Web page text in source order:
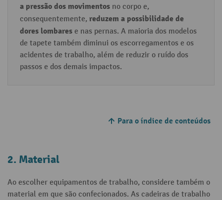
a pressão dos movimentos no corpo e,
consequentemente, reduzem a possibilidade de
dores lombares e nas pernas. A maioria dos modelos
de tapete também diminui os escorregamentos e os
acidentes de trabalho, além de reduzir o ruído dos
passos e dos demais impactos.
Para o índice de conteúdos
2. Material
Ao escolher equipamentos de trabalho, considere também o
material em que são confecionados. As cadeiras de trabalho